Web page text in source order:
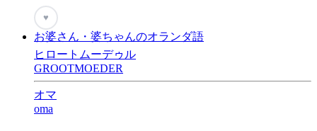
♥
お婆さん・婆ちゃんのオランダ語
ヒロートムーデゥル
GROOTMOEDER
オマ
oma